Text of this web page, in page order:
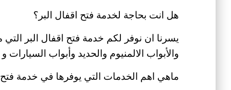
هل انت بحاجة لخدمة فتح اقفال البر؟
يسرنا ان نوفر لكم خدمة فتح اقفال البر
والأبواب الالمنيوم والحديد وأبواب السيارات و
ماهي اهم الخدمات التي يوفرها في خدمة فتح